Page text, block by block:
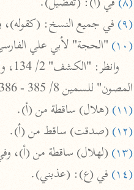
(٩)
في جميع النسخ:
(١٠)
"الحجة" لأبي علي الفارسي 5/ 310 - 311. مع اختلاف
المصون" للسمين 8/ 385 - 386.
(١١)
(هلال) ساقطة من (أ).
(١٢)
(صدقت) ساقط من (أ).
(١٣)
(لهلال) ساقطة من (أ)،
(١٤)
في (ع): (عذبني).